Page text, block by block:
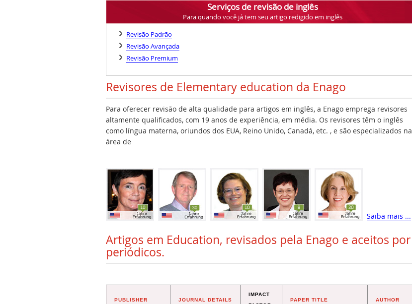
Serviços de revisão de inglês
Para quando você já tem seu artigo redigido em inglês
Revisão Padrão
Revisão Avançada
Revisão Premium
Revisores de Elementary education da Enago
Para oferecer revisão de alta qualidade para artigos em inglês, a Enago emprega revisores
altamente qualificados, com 19 anos de experiência, em média. Os revisores têm o inglês
como língua materna, oriundos dos EUA, Reino Unido, Canadá, etc. , e são especializados na
área de
Saiba mais ...
Artigos em Education, revisados pela Enago e aceitos por
periódicos.
PUBLISHER JOURNAL DETAILS
IMPACT
PAPER TITLE AUTHOR